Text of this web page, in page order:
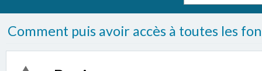
Comment puis avoir accès à toutes les